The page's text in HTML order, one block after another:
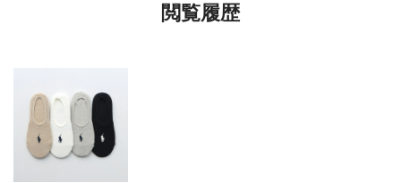
閲覧履歴